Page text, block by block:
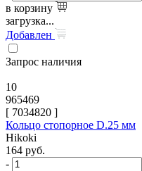
в корзину
загрузка...
Добавлен
Запрос наличия
10
965469
[ 7034820 ]
Кольцо стопорное D.25 мм
Hikoki
164 руб.
-